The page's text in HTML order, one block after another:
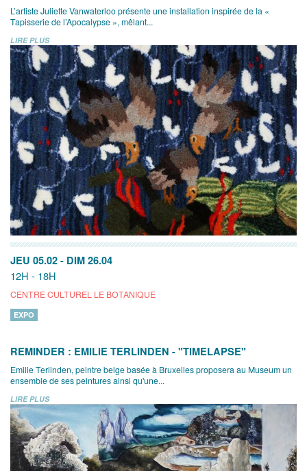
L’artiste Juliette Vanwaterloo présente une installation inspirée de la «
Tapisserie de l’Apocalypse », mêlant...
LIRE PLUS
JEU 05.02 - DIM 26.04
12H - 18H
CENTRE CULTUREL LE BOTANIQUE
EXPO
REMINDER : EMILIE TERLINDEN - "TIMELAPSE"
Emilie Terlinden, peintre belge basée à Bruxelles proposera au Museum un
ensemble de ses peintures ainsi qu'une...
LIRE PLUS